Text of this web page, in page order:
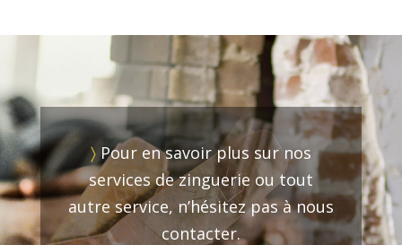
〉Pour en savoir plus sur nos
services de zinguerie ou tout
autre service, n’hésitez pas à nous
contacter.